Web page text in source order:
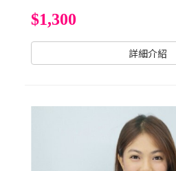
$1,300
詳細介紹